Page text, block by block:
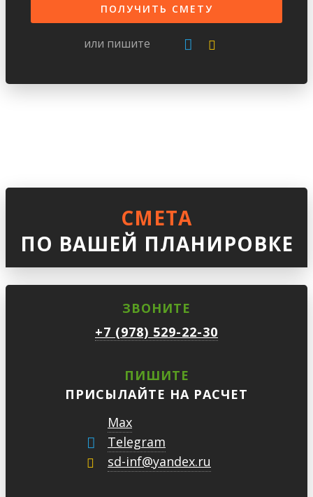
или пишите
СМЕТА
ПО ВАШЕЙ ПЛАНИРОВКЕ
ЗВОНИТЕ
+7 (978) 529-22-30
ПИШИТЕ
ПРИСЫЛАЙТЕ НА РАСЧЕТ
Max
Telegram
sd-inf@yandex.ru